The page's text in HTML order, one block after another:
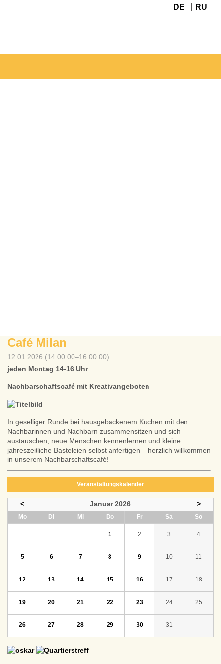
DE RU
Café Milan
12.01.2026 (14:00:00–16:00:00)
jeden Montag 14-16 Uhr
Nachbarschaftscafé mit Kreativangeboten
In geselliger Runde bei hausgebackenem Kuchen mit den
Nachbarinnen und Nachbarn zusammensitzen und sich
austauschen, neue Menschen kennenlernen und kleine
jahreszeitliche Basteleien selbst anfertigen – herzlich willkommen
in unserem Nachbarschaftscafé!
Veranstaltungskalender
< Januar 2026 >
Montag Dienstag Mittwoch DonnerstagFreitag Sa Sonntag
1 2 3 4
5 6 7 8 9 10 11
12 13 14 15 16 17 18
19 20 21 22 23 24 25
26 27 28 29 30 31